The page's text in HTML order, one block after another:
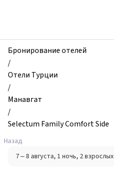
Selectum
Family
Comfort
Side,
Манавгат,
Турция
Бронирование отелей
/
Отели Турции
/
Манавгат
/
Selectum Family Comfort Side
Назад
7 – 8 августа, 1 ночь, 2 взрослых